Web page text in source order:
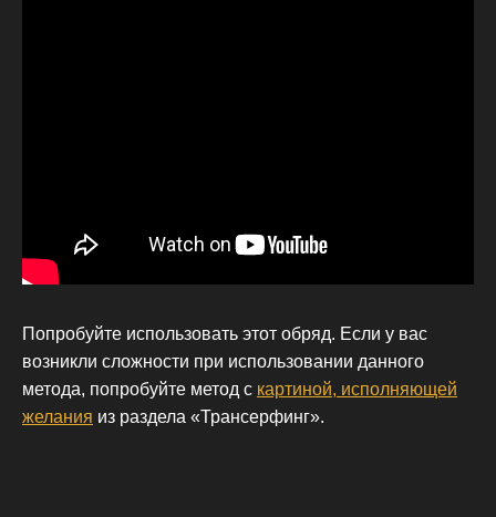
Попробуйте использовать этот обряд. Если у вас
возникли сложности при использовании данного
метода, попробуйте метод с картиной, исполняющей
желания из раздела «Трансерфинг».